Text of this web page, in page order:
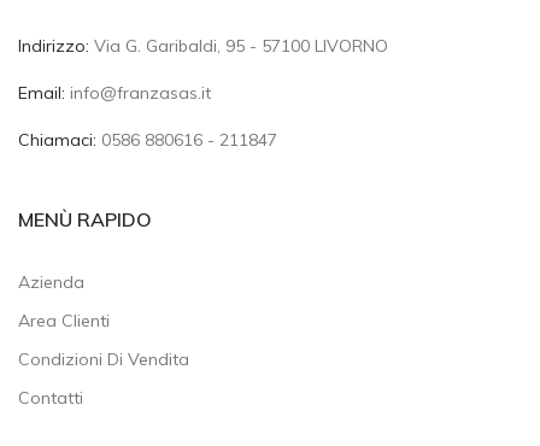
Indirizzo: Via G. Garibaldi, 95 - 57100 LIVORNO
Email: info@franzasas.it
Chiamaci: 0586 880616 - 211847
MENÙ RAPIDO
Azienda
Area Clienti
Condizioni Di Vendita
Contatti